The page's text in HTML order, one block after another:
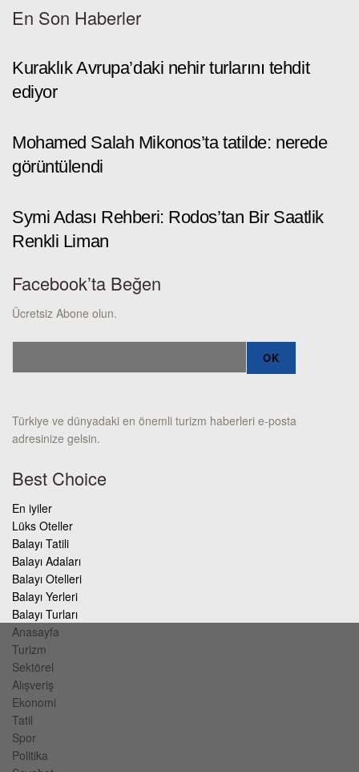
En Son Haberler
Kuraklık Avrupa’daki nehir turlarını tehdit
ediyor
Mohamed Salah Mikonos’ta tatilde: nerede
görüntülendi
Symi Adası Rehberi: Rodos’tan Bir Saatlik
Renkli Liman
Facebook’ta Beğen
Ücretsiz Abone olun.
Türkiye ve dünyadaki en önemli turizm haberleri e-posta
adresinize gelsin.
Best Choice
En iyiler
Lüks Oteller
Balayı Tatili
Balayı Adaları
Balayı Otelleri
Balayı Yerleri
Balayı Turları
Anasayfa
Turizm
Sektörel
Alışveriş
Ekonomi
Tatil
Spor
Politika